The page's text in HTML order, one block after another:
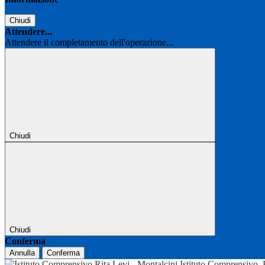
Chiudi
Attendere...
Attendere il completamento dell'operazione...
Chiudi
Chiudi
Conferma
Annulla Conferma